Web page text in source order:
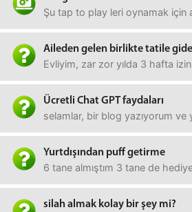
Şu tap to play leri oynamak için
Aileden gelen birlikte tatile
Evliyim, zar zor yılda 3 hafta
Ücretli Chat GPT faydaları
selamlar, bir blog yazıyorum ve
Yurtdışından puff getirme
6 tane almıştım 3 tane de
silah almak kolay bir şey mi?